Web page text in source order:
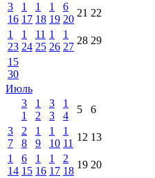
3
16
1
17
1
18
1
19
6
20
21 22
1
23
1
24
11
25
1
26
1
27
28 29
15
30
Июль
3
1
1
2
3
3
1
4
5
6
3
7
2
8
1
9
1
10
1
11
12 13
1
14
6
15
1
16
1
17
2
18
19 20